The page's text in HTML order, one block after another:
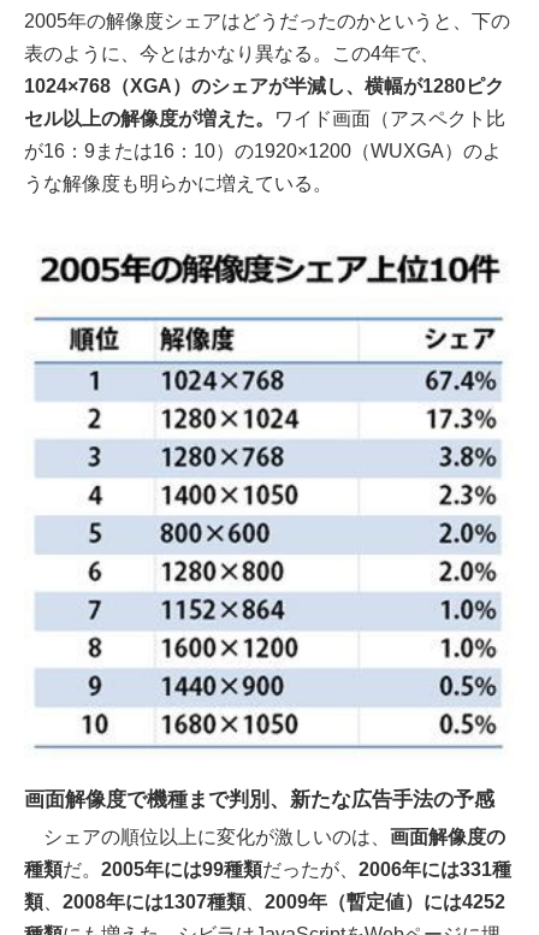
2005年の解像度シェアはどうだったのかというと、下の
表のように、今とはかなり異なる。この4年で、
1024×768（XGA）のシェアが半減し、横幅が1280ピク
セル以上の解像度が増えた。
ワイド画面（アスペクト比
が16：9または16：10）の1920×1200（WUXGA）のよ
うな解像度も明らかに増えている。
画面解像度で機種まで判別、新たな広告手法の予感
シェアの順位以上に変化が激しいのは、 画面解像度の
種類だ。 2005年には99種類だったが、 2006年には331種
類、 2008年には1307種類、 2009年（暫定値）には4252